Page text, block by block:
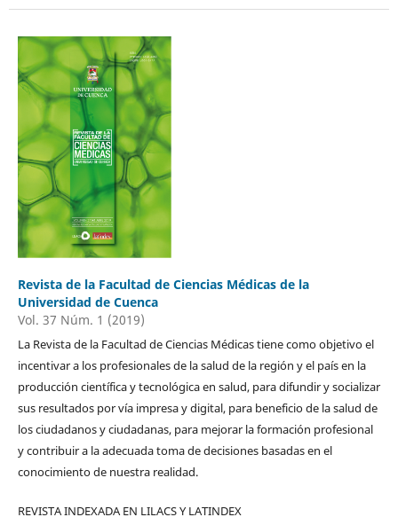
Revista de la Facultad de Ciencias Médicas de la
Universidad de Cuenca
Vol. 37 Núm. 1 (2019)
La Revista de la Facultad de Ciencias Médicas tiene como objetivo el
incentivar a los profesionales de la salud de la región y el país en la
producción científica y tecnológica en salud, para difundir y socializar
sus resultados por vía impresa y digital, para beneficio de la salud de
los ciudadanos y ciudadanas, para mejorar la formación profesional
y contribuir a la adecuada toma de decisiones basadas en el
conocimiento de nuestra realidad.
REVISTA INDEXADA EN LILACS Y LATINDEX